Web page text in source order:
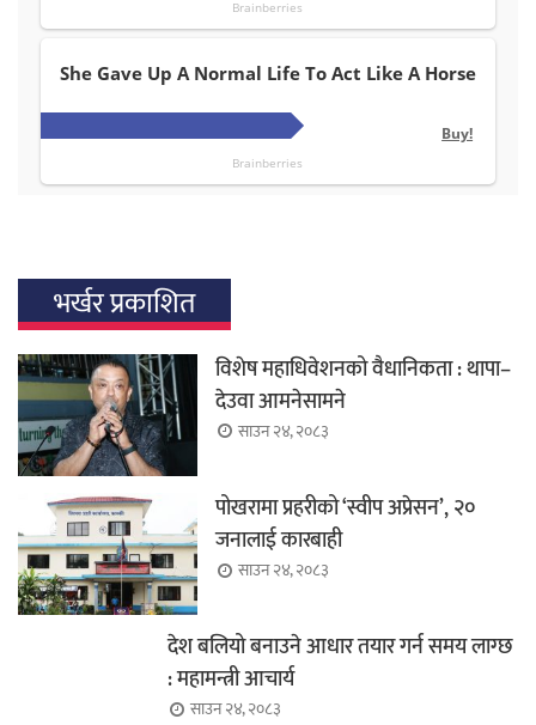
भर्खर प्रकाशित
विशेष महाधिवेशनको वैधानिकता : थापा–
देउवा आमनेसामने
साउन २४, २०८३
पोखरामा प्रहरीको ‘स्वीप अप्रेसन’, २०
जनालाई कारबाही
साउन २४, २०८३
देश बलियो बनाउने आधार तयार गर्न समय लाग्छ
: महामन्त्री आचार्य
साउन २४, २०८३